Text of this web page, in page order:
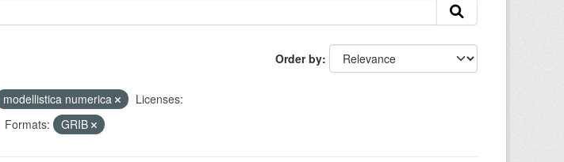
Order by
modellistica numerica
Licenses:
Formats: GRIB